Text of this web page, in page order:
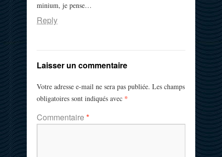
minium, je pense…
Reply
Laisser un commentaire
Votre adresse e-mail ne sera pas publiée. Les champs
obligatoires sont indiqués avec *
Commentaire *